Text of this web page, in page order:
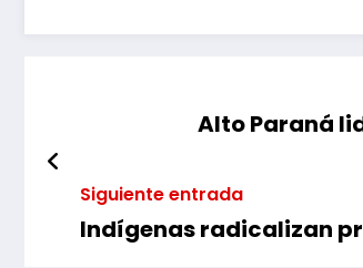
Alto Paraná
Siguiente entrada
Indígenas radicalizan